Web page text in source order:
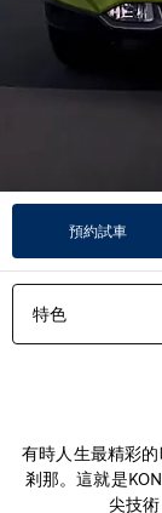
預約試車
特色
外型
有時人生最精彩
剎那。這就是
尖技